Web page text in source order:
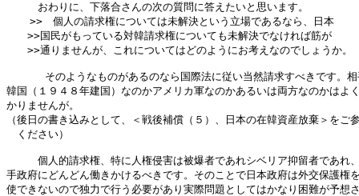
おわりに、下落合さんの次の質問に答えたいと思います。
>>　個人の請求権については未解決という立場であるなら、日本
>>国民がもっている対韓請求権についても未解決でなければ筋が
>>通りませんが、これについてはどのようにお考えなのでしょうか。
そのようなものがあるのなら国際法に従い当然請求すべきです。
韓国（１９４８年建国）なのかアメリカ軍なのかあるいは両方なのかはよ
かりませんが。
（後日の書き込みとして、＜戦後補償（５）、日本の在韓資産放棄＞をご
ください）
個人的請求権、特に人権侵害は被爆者であれシベリア抑留者であれ
手政府にどんどん働きかけるべきです。そのことで日本政府は外交保護権
使できないので独力で行う必要があり実際問題としてはかなり困難が予想